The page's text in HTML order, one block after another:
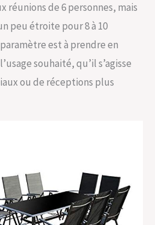
ET À DÉPLACER Les
fauteuils pliables et
légers facilitent le
rangement
saisonnier ou les
réaménagements
d’espace. Idéal
réunions de 6 personnes, mais
peu étroite pour 8 à 10
est à prendre en
souhaité, qu’il s’agisse
ou de réceptions plus